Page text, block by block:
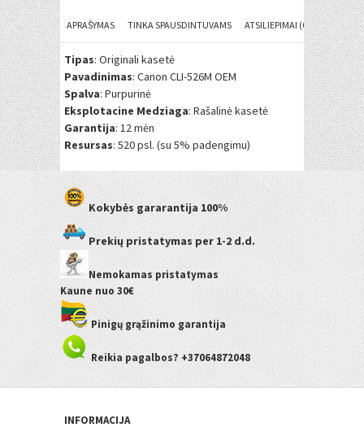
APRAŠYMAS TINKA SPAUSDINTUVAMS ATSILIEPIMAI (0)
Tipas: Originali kasetė
Pavadinimas: Canon CLI-526M OEM
Spalva: Purpurinė
Eksplotacine Medziaga: Rašalinė kasetė
Garantija: 12 mėn
Resursas: 520 psl. (su 5% padengimu)
Kokybės gararantija 100%
Prekių pristatymas per 1-2 d.d.
Nemokamas pristatymas
Kaune nuo 30€
Pinigų grąžinimo garantija
Reikia pagalbos? +37064872048
INFORMACIJA